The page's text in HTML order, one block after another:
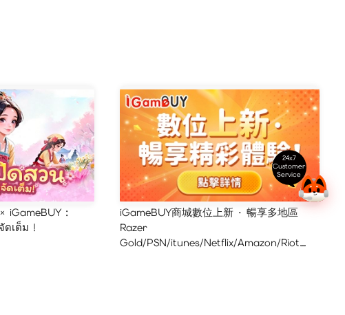
iGameBUY :
ดเต็ม !
iGameBUY商城數位上新 · 暢享多地區
Razer
Gold/PSN/itunes/Netflix/Amazon/Riot
24x7
Customer
Service